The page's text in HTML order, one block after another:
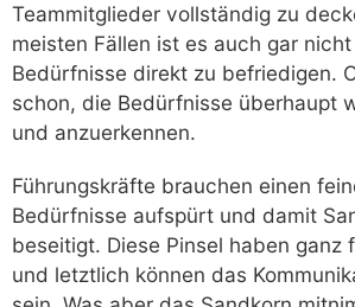
Teammitglieder vollständig zu
meisten Fällen ist es auch gar
Bedürfnisse direkt zu befriedigen.
schon, die Bedürfnisse überhaupt
und anzuerkennen.
Führungskräfte brauchen einen
Bedürfnisse aufspürt und damit
beseitigt. Diese Pinsel haben ganz
und letztlich können das